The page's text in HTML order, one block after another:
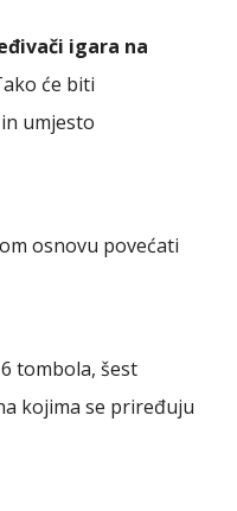
igara na
će biti
umjesto
osnovu povećati
tombola, šest
kojima se priređuju